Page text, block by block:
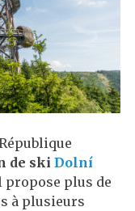
de ski Dolní
propose plus de
à plusieurs